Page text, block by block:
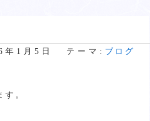
年1月5日 テーマ: ブログ
。